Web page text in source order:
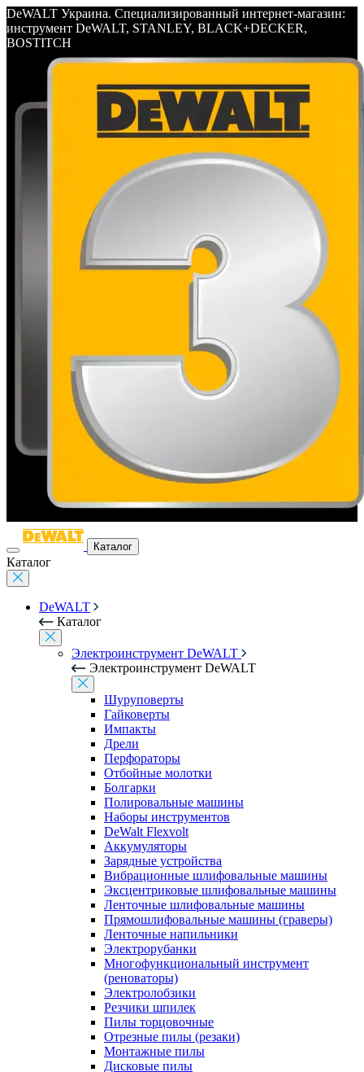
DeWALT Украина. Специализированный интернет-магазин:
инструмент DeWALT, STANLEY, BLACK+DECKER,
BOSTITCH
Каталог
Каталог
DeWALT
Каталог
Электроинструмент DeWALT
Электроинструмент DeWALT
Шуруповерты
Гайковерты
Импакты
Дрели
Перфораторы
Отбойные молотки
Болгарки
Полировальные машины
Наборы инструментов
DeWalt Flexvolt
Аккумуляторы
Зарядные устройства
Вибрационные шлифовальные машины
Эксцентриковые шлифовальные машины
Ленточные шлифовальные машины
Прямошлифовальные машины (граверы)
Ленточные напильники
Электрорубанки
Многофункциональный инструмент
(реноваторы)
Электролобзики
Резчики шпилек
Пилы торцовочные
Отрезные пилы (резаки)
Монтажные пилы
Дисковые пилы